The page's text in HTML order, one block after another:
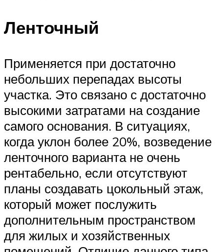
Ленточный
Применяется при достаточно
небольших перепадах высоты
участка. Это связано с достаточно
высокими затратами на создание
самого основания. В ситуациях,
когда уклон более 20%, возведение
ленточного варианта не очень
рентабельно, если отсутствуют
планы создавать цокольный этаж,
который может послужить
дополнительным пространством
для жилых и хозяйственных